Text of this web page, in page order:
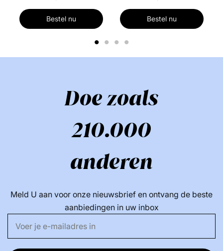
Bestel nu Bestel nu
1 2 3 4
Doe zoals
210.000
anderen
Meld U aan voor onze nieuwsbrief en ontvang de beste
aanbiedingen in uw inbox